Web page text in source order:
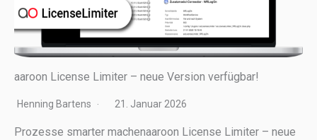
aaroon License Limiter – neue Version verfügbar!
Henning Bartens 21. Januar 2026
Prozesse smar­ter machen­aa­roon License Limiter – neue